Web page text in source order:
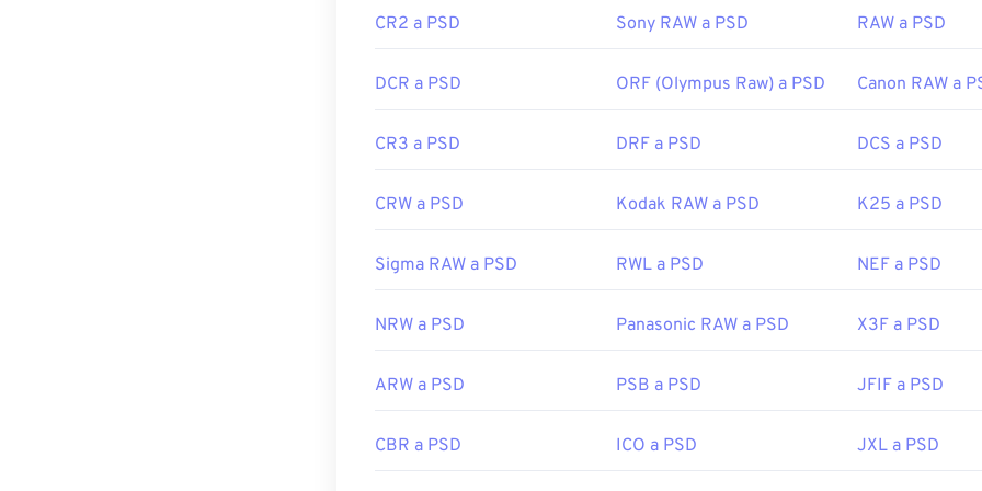
Enlaces útiles:
CR2 a PSD Sony RAW a PSD RAW a PSD
DCR a PSD ORF (Olympus Raw) a PSD Canon RAW a
CR3 a PSD DRF a PSD DCS a PSD
CRW a PSD Kodak RAW a PSD K25 a PSD
Sigma RAW a PSD RWL a PSD NEF a PSD
NRW a PSD Panasonic RAW a PSD X3F a PSD
ARW a PSD PSB a PSD JFIF a PSD
CBR a PSD ICO a PSD JXL a PSD